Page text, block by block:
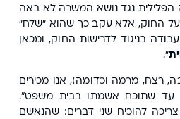
הפלילית נגד נושא המשרה לא באה
החוק, אלא עקב כך שהוא "שלח"
בניגוד לדרישות החוק, ומכאן
".
רצח, מרמה וכדומה), אנו מכירים
עד שתוכח אשמתו בבית משפט".
להוכיח שני דברים: שהנאשם